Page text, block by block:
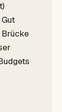
Gut
Brücke